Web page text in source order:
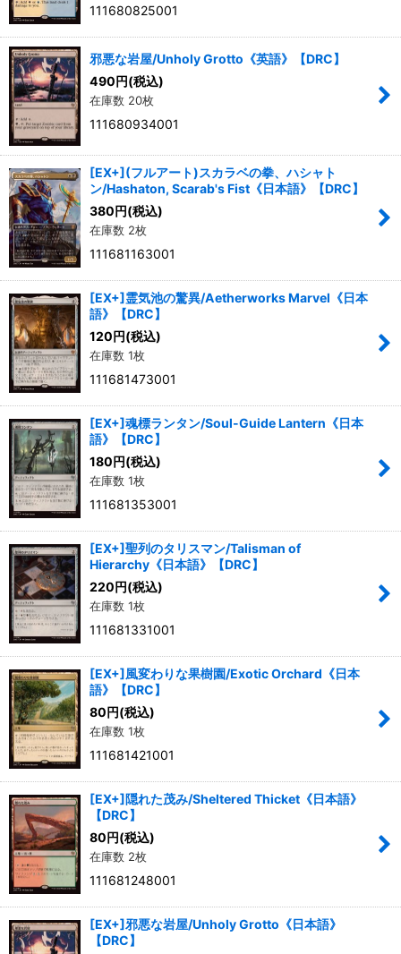
111680825001
邪悪な岩屋/Unholy Grotto《英語》【DRC】
490円(税込)
在庫数 20枚
111680934001
[EX+](フルアート)スカラベの拳、ハシャト
ン/Hashaton, Scarab's Fist《日本語》【DRC】
380円(税込)
在庫数 2枚
111681163001
[EX+]霊気池の驚異/Aetherworks Marvel《日本
語》【DRC】
120円(税込)
在庫数 1枚
111681473001
[EX+]魂標ランタン/Soul-Guide Lantern《日本
語》【DRC】
180円(税込)
在庫数 1枚
111681353001
[EX+]聖列のタリスマン/Talisman of
Hierarchy《日本語》【DRC】
220円(税込)
在庫数 1枚
111681331001
[EX+]風変わりな果樹園/Exotic Orchard《日本
語》【DRC】
80円(税込)
在庫数 1枚
111681421001
[EX+]隠れた茂み/Sheltered Thicket《日本語》
【DRC】
80円(税込)
在庫数 2枚
111681248001
[EX+]邪悪な岩屋/Unholy Grotto《日本語》
【DRC】